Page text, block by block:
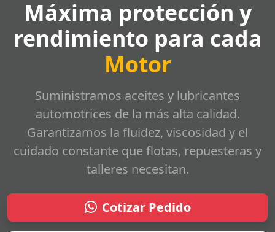
Máxima protección y
rendimiento para cada
Motor
Suministramos aceites y lubricantes
automotrices de la más alta calidad.
Garantizamos la fluidez, viscosidad y el
cuidado constante que flotas, repuesteras y
talleres necesitan.
Cotizar Pedido